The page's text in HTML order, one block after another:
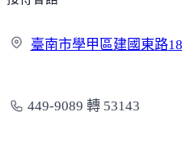
臺南市學甲區建國東路
449-9089 轉 53143